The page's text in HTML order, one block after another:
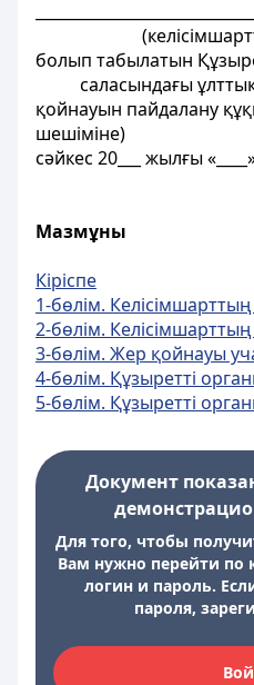
(келісімшартты
болып табылатын
саласындағы ұлттық
қойнауын пайдалану
шешіміне)
сәйкес 20___ жылғы
Мазмұны
Кіріспе
1-бөлім.
2-бөлім.
3-бөлім. Жер қойнауы
4-бөлім. Құзыретті
5-бөлім. Құзыретті
Документ
Для того, чтобы
Вам нужно перейти по
логин и пароль.
пароля,